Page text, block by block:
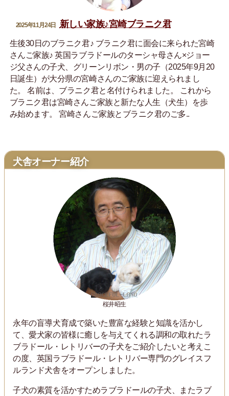
2025年11月24日 新しい家族♪宮崎ブラニク君
生後30日のブラニク君♪ ブラニク君に面会に来られた宮崎
さんご家族♪ 英国ラブラドールのターシャ母さん×ジョー
ジ父さんの子犬、グリーンリボン・男の子（2025年9月20
日誕生）が大分県の宮崎さんのご家族に迎えられまし
た。 名前は、ブラニク君と名付けられました。 これから
ブラニク君は宮崎さんご家族と新たな人生（犬生）を歩
み始めます。 宮崎さんご家族とブラニク君のご多..
犬舎オーナー紹介
桜井昭生
永年の盲導犬育成で築いた豊富な経験と知識を活かし
て、愛犬家の皆様に癒しを与えてくれる調和の取れたラ
ブラドール・レトリバーの子犬をご紹介したいと考えこ
の度、英国ラブラドール・レトリバー専門のグレイスフ
ルランド犬舎をオープンしました。
子犬の素質を活かすためラブラドールの子犬、またラブ